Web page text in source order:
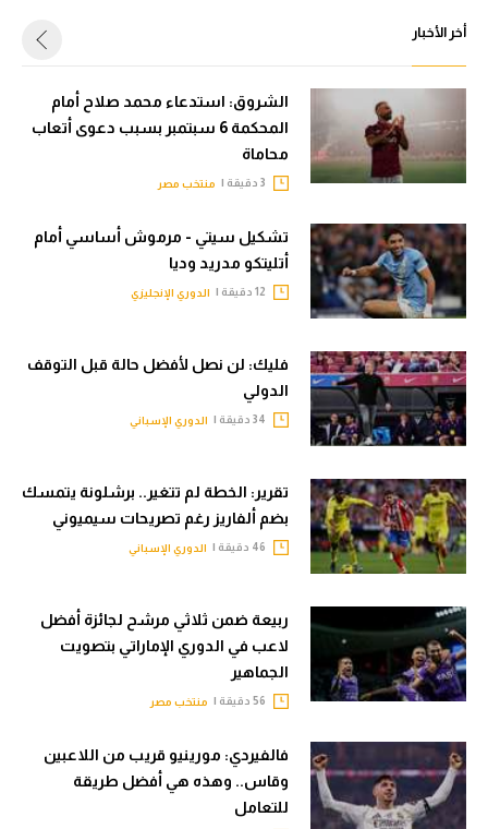
أخر الأخبار
الشروق: استدعاء محمد صلاح أمام
المحكمة 6 سبتمبر بسبب دعوى أتعاب
محاماة
منتخب مصر
تشكيل سيتي - مرموش أساسي أمام
أتليتكو مدريد وديا
الدوري الإنجليزي
فليك: لن نصل لأفضل حالة قبل التوقف
الدولي
الدوري الإسباني
تقرير: الخطة لم تتغير.. برشلونة يتمسك
بضم ألفاريز رغم تصريحات سيميوني
الدوري الإسباني
ربيعة ضمن ثلاثي مرشح لجائزة أفضل
لاعب في الدوري الإماراتي بتصويت
الجماهير
منتخب مصر
فالفيردي: مورينيو قريب من اللاعبين
وقاس.. وهذه هي أفضل طريقة
للتعامل